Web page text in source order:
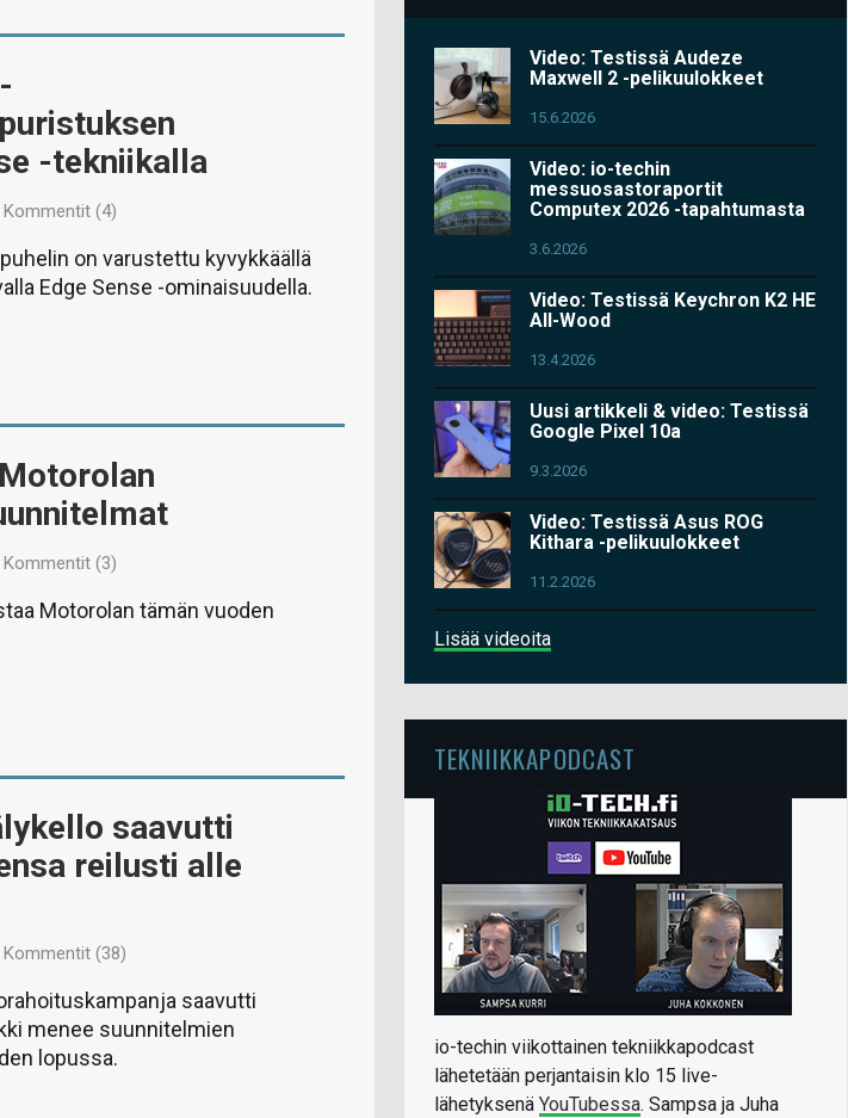
-tekniikalla
Kommentit (4)
on varustettu kyvykkäällä
Edge Sense -ominaisuudella.
Kommentit (3)
Motorolan tämän vuoden
saavutti
reilusti alle
Kommentit (38)
saavutti
menee suunnitelmien
lopussa.
Video: Testissä Audeze
Maxwell 2 -pelikuulokkeet
15.6.2026
Video: io-techin
messuosastoraportit
Computex 2026 -tapahtumasta
3.6.2026
Video: Testissä Keychron K2 HE
All-Wood
13.4.2026
Uusi artikkeli & video: Testissä
Google Pixel 10a
9.3.2026
Video: Testissä Asus ROG
Kithara -pelikuulokkeet
11.2.2026
Lisää videoita
TEKNIIKKAPODCAST
io-techin viikottainen tekniikkapodcast
lähetetään perjantaisin klo 15 live-
lähetyksenä YouTubessa. Sampsa ja Juha